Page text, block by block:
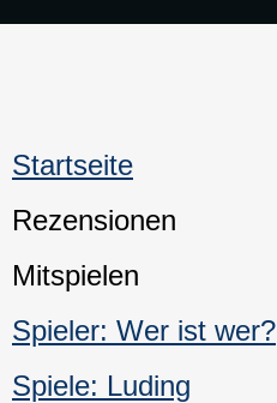
Startseite
Rezensionen
Mitspielen
Spieler: Wer ist wer?
Spiele: Luding